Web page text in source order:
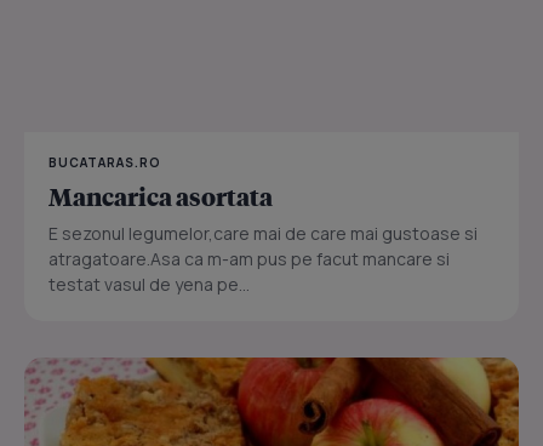
BUCATARAS.RO
Mancarica asortata
E sezonul legumelor,care mai de care mai gustoase si
atragatoare.Asa ca m-am pus pe facut mancare si
testat vasul de yena pe...